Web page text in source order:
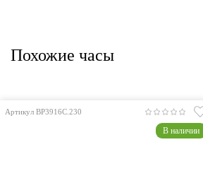
Похожие часы
Артикул BP3916C.230
В наличии